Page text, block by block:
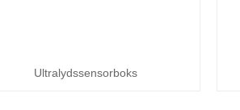
Ultralydssensorboks